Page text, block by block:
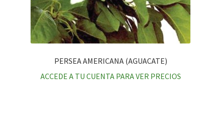
PERSEA AMERICANA (AGUACATE)
ACCEDE A TU CUENTA PARA VER PRECIOS